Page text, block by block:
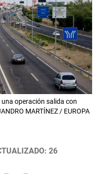
operación salida con
MARTÍNEZ / EUROPA
26